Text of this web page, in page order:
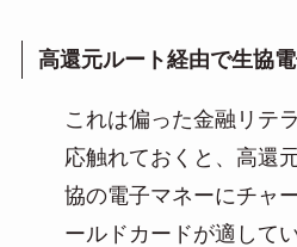
高還元ルート経由で生協
これは偏った金融リテ
応触れておくと、高還
協の電子マネーにチャ
ールドカードが適して